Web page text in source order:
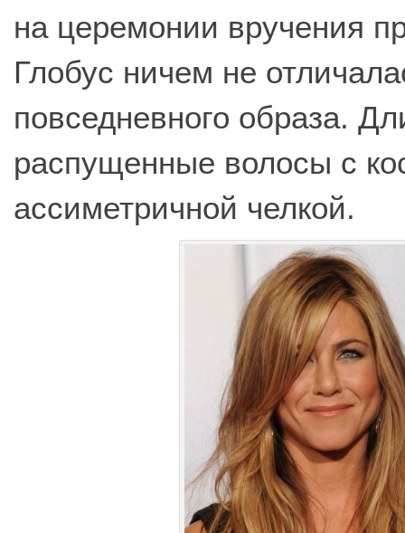
на церемонии вручения
Глобус ничем не
повседневного образа.
распущенные волосы с
ассиметричной челкой.